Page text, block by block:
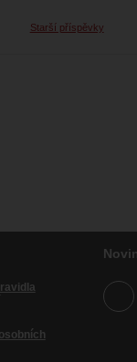
Starší příspěvky